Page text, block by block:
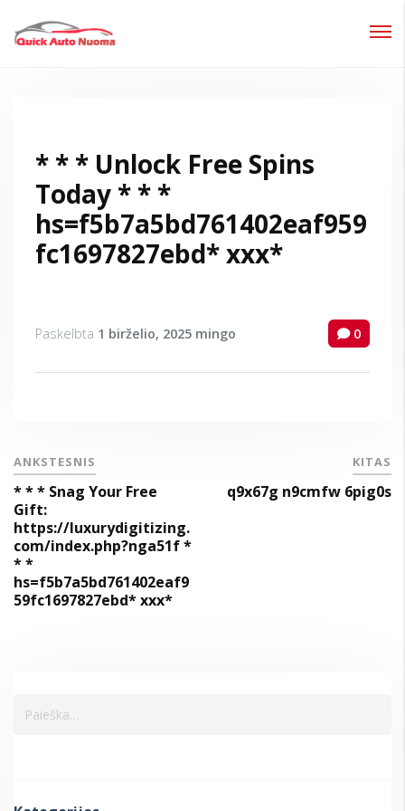
* * * Unlock Free Spins
Today * * *
hs=f5b7a5bd761402eaf959
fc1697827ebd* ххх*
Paskelbta 1 birželio, 2025 mingo 0
ANKSTESNIS
* * * Snag Your Free
Gift:
https://luxurydigitizing.
com/index.php?nga51f *
* *
hs=f5b7a5bd761402eaf9
59fc1697827ebd* ххх*
KITAS
q9x67g n9cmfw 6pig0s